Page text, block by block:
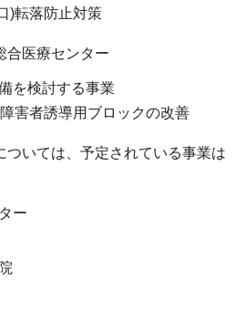
)転落防止対策
合医療センター
を検討する事業
害者誘導用ブロックの改善
いては、予定されている事業は
ー